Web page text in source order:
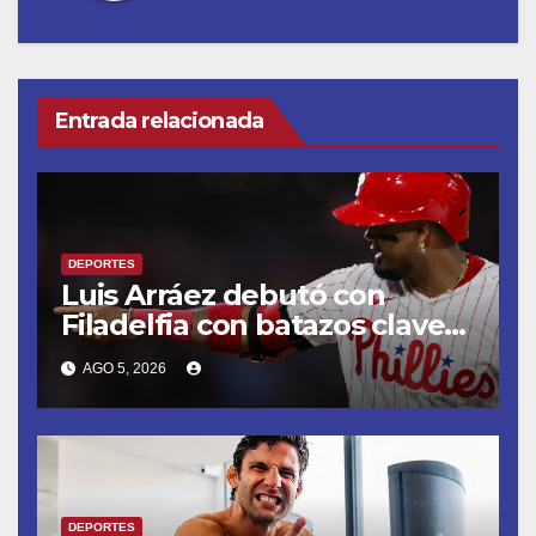
Entrada relacionada
DEPORTES
Luis Arráez debutó con
Filadelfia con batazos claves
que dieron la victoria ante
Nacionales
AGO 5, 2026
DEPORTES